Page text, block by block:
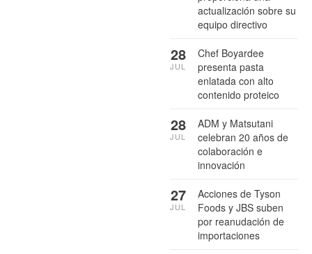
actualización sobre su
equipo directivo
Chef Boyardee
presenta pasta
enlatada con alto
contenido proteico
28
JUL
ADM y Matsutani
celebran 20 años de
colaboración e
innovación
28
JUL
Acciones de Tyson
Foods y JBS suben
por reanudación de
importaciones
27
JUL